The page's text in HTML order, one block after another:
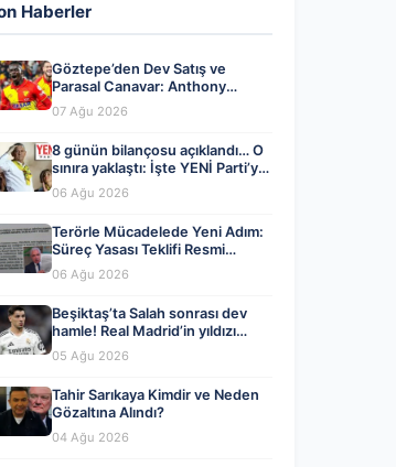
Haberler
Göztepe’den Dev Satış ve
Parasal Canavar: Anthony
Dennis’le Yollar Ayrılıyor
07 Ağu 2026
8 günün bilançosu açıklandı… O
sınıra yaklaştı: İşte YENİ Parti’ye
bağış kampanyasında son durum
06 Ağu 2026
Terörle Mücadelede Yeni Adım:
Süreç Yasası Teklifi Resmi
Kayıtlara Girdi
06 Ağu 2026
Beşiktaş’ta Salah sonrası dev
hamle! Real Madrid’in yıldızı
geliyor
05 Ağu 2026
Tahir Sarıkaya Kimdir ve Neden
Gözaltına Alındı?
04 Ağu 2026